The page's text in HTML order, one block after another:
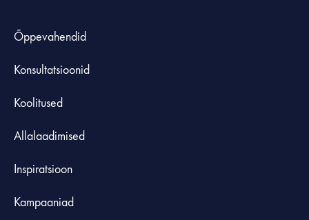
Õppevahendid
Konsultatsioonid
Koolitused
Allalaadimised
Inspiratsioon
Kampaaniad